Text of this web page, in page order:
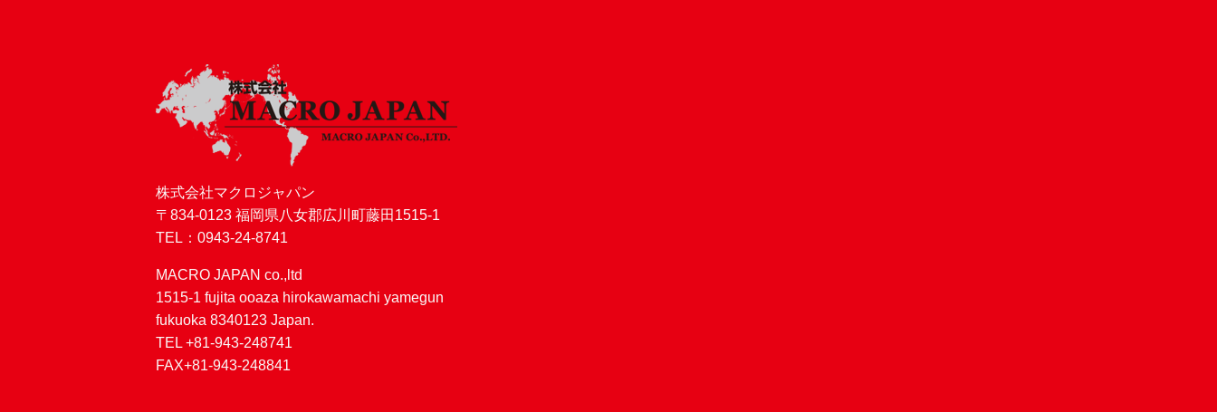
株式会社マクロジャパン
〒834-0123 福岡県八女郡広川町藤田1515-1
TEL：0943-24-8741
MACRO JAPAN co.,ltd
1515-1 fujita ooaza hirokawamachi yamegun
fukuoka 8340123 Japan.
TEL +81-943-248741
FAX+81-943-248841